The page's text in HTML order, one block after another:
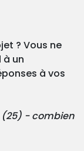
? Vous ne
à un
à vos
(25) - combien